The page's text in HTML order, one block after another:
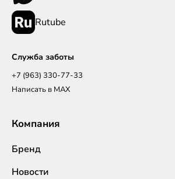
Rutube
Служба заботы
+7 (963) 330-77-33
Написать в MAX
Компания
Бренд
Новости